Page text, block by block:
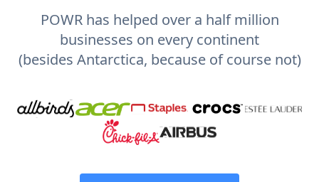
POWR has helped over a half million
businesses on every continent
(besides Antarctica, because of course not)